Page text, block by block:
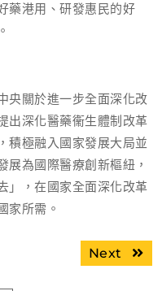
藥港用、研發惠民的好
央關於進一步全面深化改
出深化醫藥衞生體制改革
積極融入國家發展大局並
展為國際醫療創新樞紐，
」，在國家全面深化改革
家所需。
Next
Next